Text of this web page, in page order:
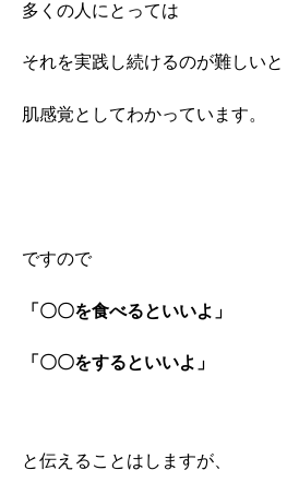
多くの人にとっては
それを実践し続けるのが難しいと
肌感覚としてわかっています。
ですので
「〇〇を食べるといいよ」
「〇〇をするといいよ」
と伝えることはしますが、